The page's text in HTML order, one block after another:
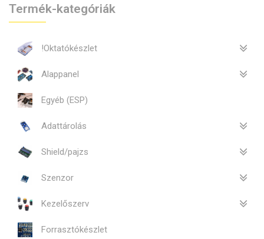
Termék-kategóriák
!Oktatókészlet
Alappanel
Egyéb (ESP)
Adattárolás
Shield/pajzs
Szenzor
Kezelőszerv
Forrasztókészlet